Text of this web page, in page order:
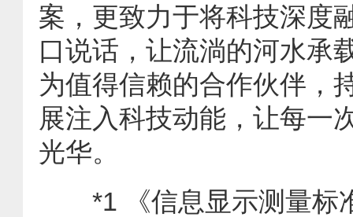
案，更致力于将科技深度
口说话，让流淌的河水承
为值得信赖的合作伙伴，
展注入科技动能，让每一
光华。
*1 《信息显示测量标